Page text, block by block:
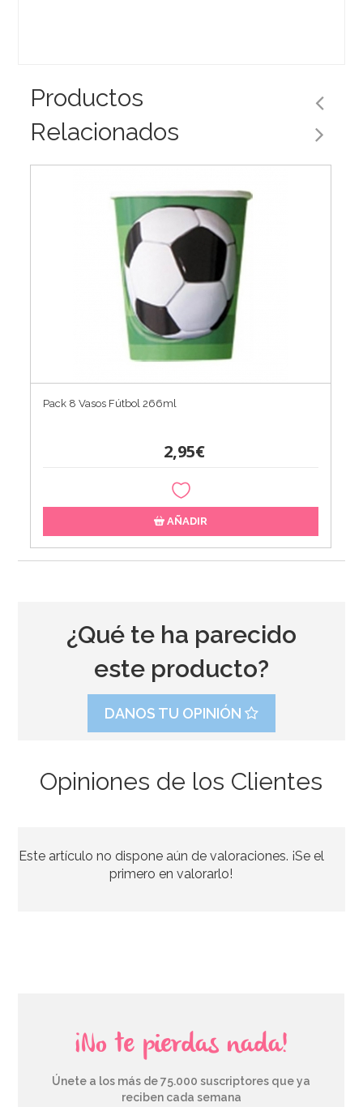
Productos
Relacionados
Pack 8 Vasos Fútbol 266ml
2,95€
AÑADIR
3,50€
¿Qué te ha parecido
este producto?
DANOS TU OPINIÓN
Opiniones de los Clientes
Este artículo no dispone aún de valoraciones. ¡Se el
primero en valorarlo!
¡No te pierdas nada!
Únete a los más de 75.000 suscriptores que ya
reciben cada semana